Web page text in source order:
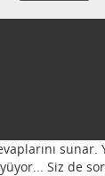
Siz de